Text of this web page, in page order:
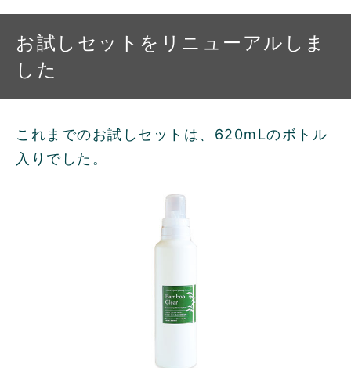
お試しセットをリニューアルしま
した
これまでのお試しセットは、620mLのボトル
入りでした。